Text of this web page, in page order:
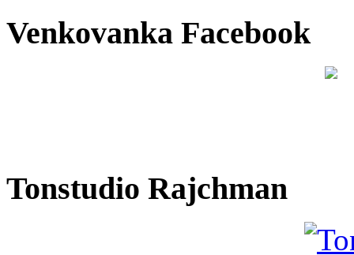
Venkovanka Facebook
Tonstudio Rajchman